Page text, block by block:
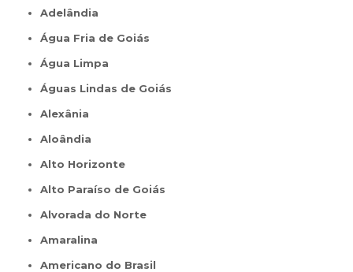
Adelândia
Água Fria de Goiás
Água Limpa
Águas Lindas de Goiás
Alexânia
Aloândia
Alto Horizonte
Alto Paraíso de Goiás
Alvorada do Norte
Amaralina
Americano do Brasil